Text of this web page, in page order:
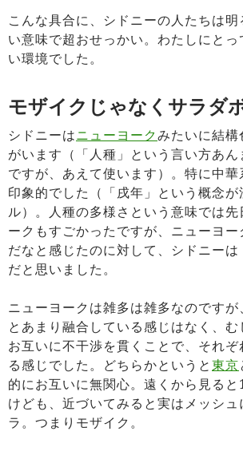
こんな具合に、シドニーの人たちは
い意味で超おせっかい。わたしにとっ
い環境でした。
モザイクじゃなくサラダ
シドニーはニューヨークみたいに結構
がいます（「人種」という言い方あ
ですが、あえて使います）。特に中
印象的でした（「戌年」という概念
ル）。人種の多様さという意味では先
ークもすごかったですが、ニューヨー
だなと感じたのに対して、シドニーは
だと思いました。
ニューヨークは雑多は雑多なのですが
とあまり融合している感じはなく、
お互いに不干渉を貫くことで、それ
る感じでした。どちらかというと東京
的にお互いに無関心。遠くから見る
けども、近づいてみると実はメッシ
ラ。つまりモザイク。